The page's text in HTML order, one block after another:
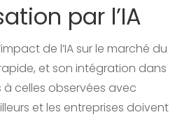
par l’IA
de l’IA sur le marché du
et son intégration dans
celles observées avec
et les entreprises doivent